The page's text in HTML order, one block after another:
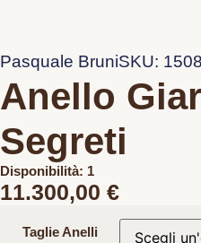
Pasquale BruniSKU:
Anello
Segreti
Disponibilità: 1
11.300,00 €
Taglie Anelli